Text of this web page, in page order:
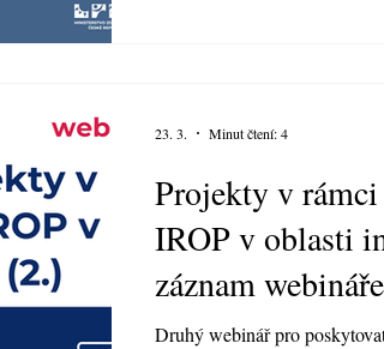
Projekty v
IROP v oblasti
záznam
Druhý webinář pro
23. 3. Minut čtení: 4